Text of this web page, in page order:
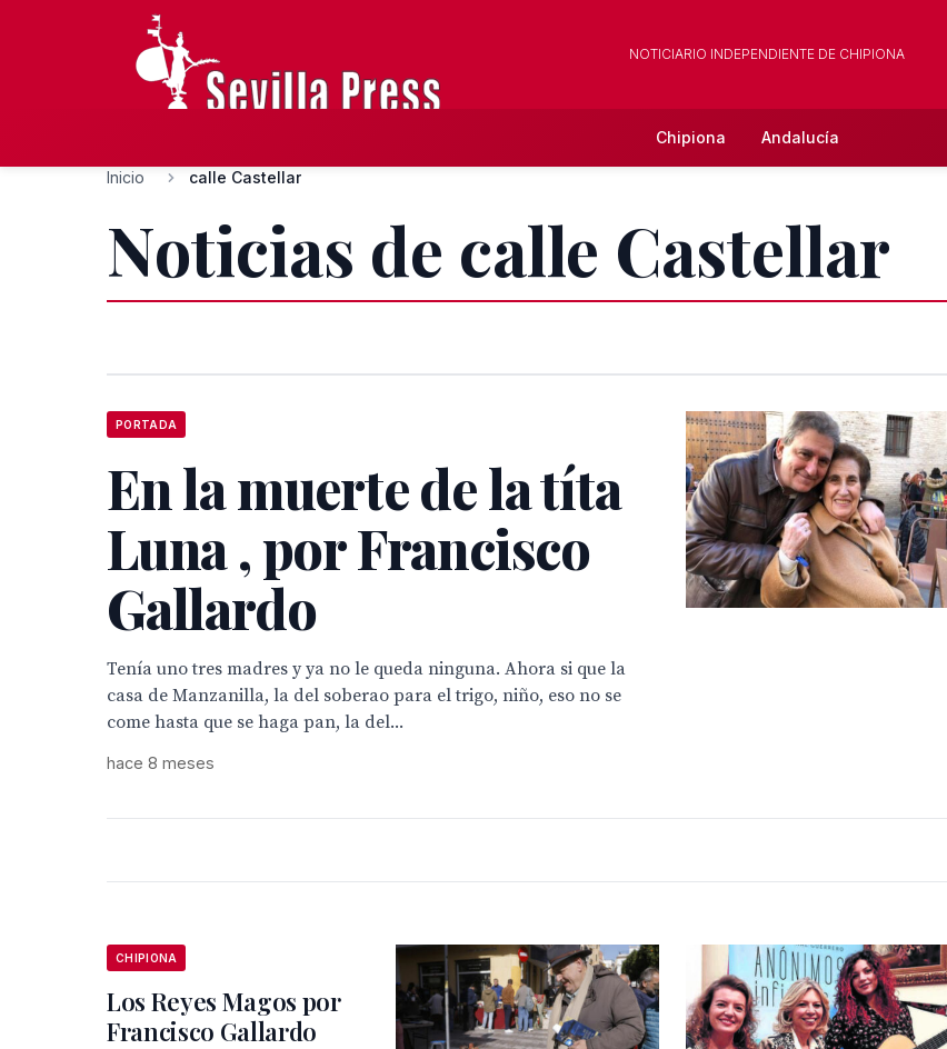
NOTICIARIO INDEPENDIENTE DE CHIPIONA
Chipiona Andalucía
Inicio calle Castellar
Noticias de calle Castellar
PORTADA
En la muerte de la títa
Luna , por Francisco
Gallardo
Tenía uno tres madres y ya no le queda ninguna. Ahora si que la
casa de Manzanilla, la del soberao para el trigo, niño, eso no se
come hasta que se haga pan, la del...
hace 8 meses
CHIPIONA
Los Reyes Magos por
Francisco Gallardo